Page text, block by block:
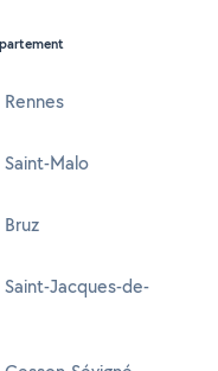
Malo
Jacques-de-